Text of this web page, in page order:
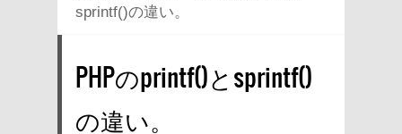
sprintf()の違い。
PHPのprintf()とsprintf()
の違い。